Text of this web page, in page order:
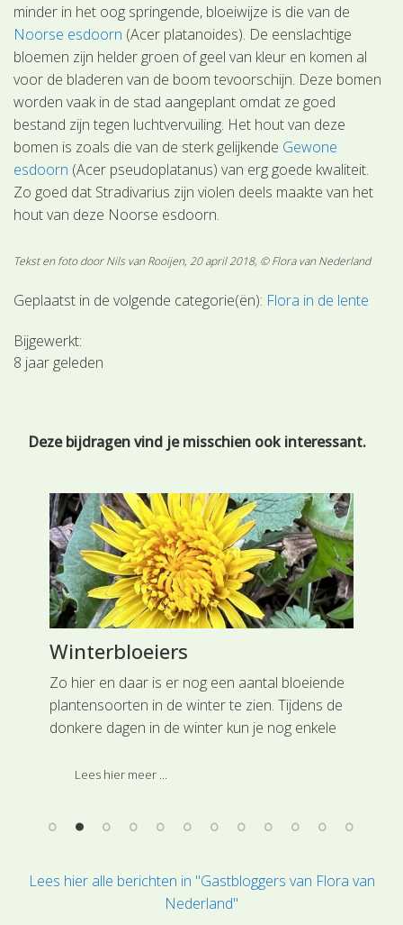
minder in het oog springende, bloeiwijze is die van de
Noorse esdoorn (Acer platanoides). De eenslachtige
bloemen zijn helder groen of geel van kleur en komen al
voor de bladeren van de boom tevoorschijn. Deze bomen
worden vaak in de stad aangeplant omdat ze goed
bestand zijn tegen luchtvervuiling. Het hout van deze
bomen is zoals die van de sterk gelijkende Gewone
esdoorn (Acer pseudoplatanus) van erg goede kwaliteit.
Zo goed dat Stradivarius zijn violen deels maakte van het
hout van deze Noorse esdoorn.
Tekst en foto door Nils van Rooijen, 20 april 2018, © Flora van Nederland
Geplaatst in de volgende categorie(ën): Flora in de lente
Bijgewerkt:
8 jaar geleden
Deze bijdragen vind je misschien ook interessant.
Winterbloeiers
Zo hier en daar is er nog een aantal bloeiende
plantensoorten in de winter te zien. Tijdens de
donkere dagen in de winter kun je nog enkele
ontmoeten.
Lees hier meer ...
Lees hier alle berichten in "Gastbloggers van Flora van
Nederland"